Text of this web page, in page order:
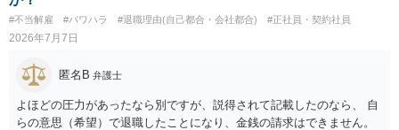
#不当解雇 #パワハラ #退職理由(自己都合・会社都合) #正社員・契約社員
2026年7月7日
匿名B 弁護士
よほどの圧力があったなら別ですが、説得されて記載したのなら、 自
らの意思（希望）で退職したことになり、金銭の請求はできません。